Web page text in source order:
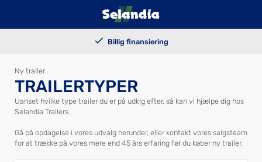
Ny trailer
TRAILERTYPER
Uanset hvilke type trailer du er på udkig efter, så kan vi hjælpe dig hos
Selandia Trailers.
Gå på opdagelse i vores udvalg herunder, eller kontakt vores salgsteam
for at trække på vores mere end 45 års erfaring før du køber ny trailer.
100.000+ solgte trailers
Billig finansiering